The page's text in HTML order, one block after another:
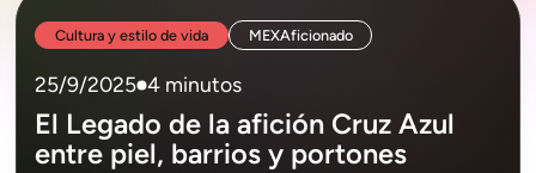
Cultura y estilo de vida MEXAficionado
25/9/2025 4 minutos
El Legado de la afición Cruz Azul
entre piel, barrios y portones